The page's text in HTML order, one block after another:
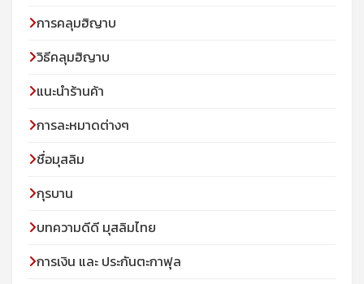
การคลุมฮิญาบ
วิธีคลุมฮิญาบ
แนะนำร้านค้า
การละหมาดต่างๆ
ชื่อมุสลิม
กุรบาน
บทความดีดี มุสลิมไทย
การเงิน และ ประกันตะกาฟุล